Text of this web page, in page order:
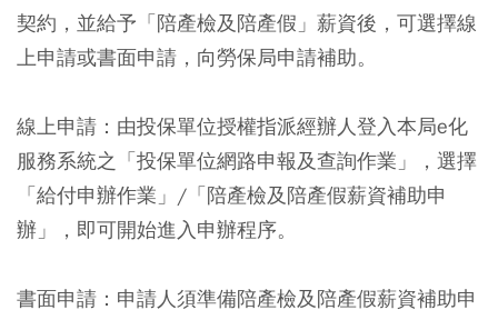
契約，並給予「陪產檢及陪產假」薪資後，可選擇線
上申請或書面申請，向勞保局申請補助。
線上申請：由投保單位授權指派經辦人登入本局e化
服務系統之「投保單位網路申報及查詢作業」，選擇
「給付申辦作業」/「陪產檢及陪產假薪資補助申
辦」，即可開始進入申辦程序。
書面申請：申請人須準備陪產檢及陪產假薪資補助申